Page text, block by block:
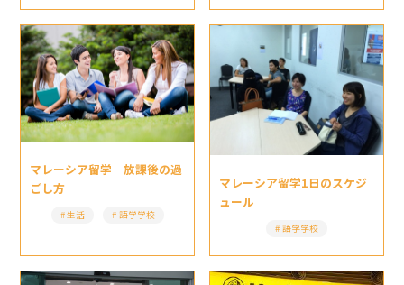
マレーシア留学 放課後の過
ごし方
生活 語学学校
マレーシア留学1日のスケジ
ュール
語学学校